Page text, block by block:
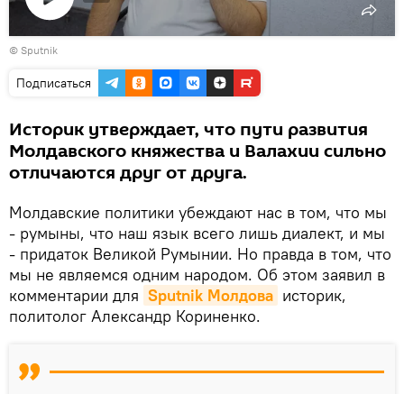
Воспроизвести
видео
© Sputnik
Подписаться
Историк утверждает, что пути развития
Молдавского княжества и Валахии сильно
отличаются друг от друга.
Молдавские политики убеждают нас в том, что мы
- румыны, что наш язык всего лишь диалект, и мы
- придаток Великой Румынии. Но правда в том, что
мы не являемся одним народом. Об этом заявил в
комментарии для Sputnik Молдова историк,
политолог Александр Кориненко.